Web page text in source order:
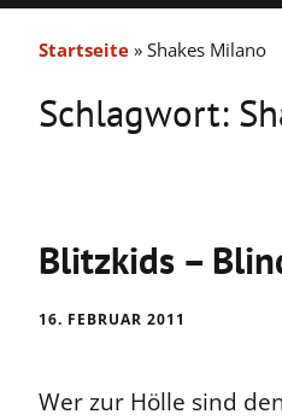
Startseite » Shakes Milano
Schlagwort:
Blitzkids –
16. FEBRUAR 2011
Wer zur Hölle sind